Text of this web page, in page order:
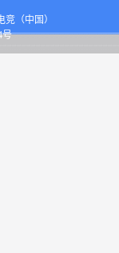
（中国）
号